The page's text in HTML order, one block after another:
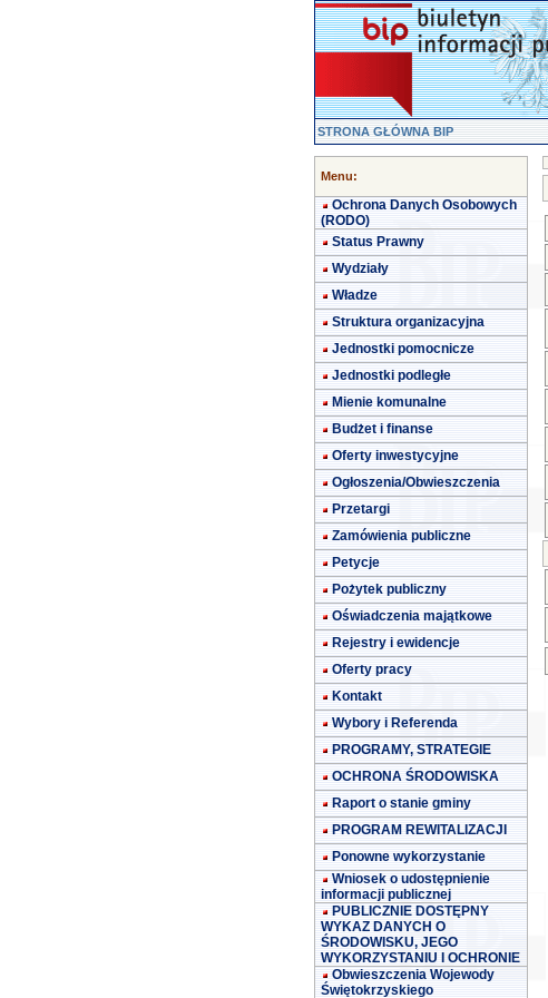
STRONA GŁÓWNA BIP
Menu:
Ochrona Danych Osobowych
(RODO)
Status Prawny
Wydziały
Władze
Struktura organizacyjna
Jednostki pomocnicze
Jednostki podległe
Mienie komunalne
Budżet i finanse
Oferty inwestycyjne
Ogłoszenia/Obwieszczenia
Przetargi
Zamówienia publiczne
Petycje
Pożytek publiczny
Oświadczenia majątkowe
Rejestry i ewidencje
Oferty pracy
Kontakt
Wybory i Referenda
PROGRAMY, STRATEGIE
OCHRONA ŚRODOWISKA
Raport o stanie gminy
PROGRAM REWITALIZACJI
Ponowne wykorzystanie
Wniosek o udostępnienie
informacji publicznej
PUBLICZNIE DOSTĘPNY
WYKAZ DANYCH O
ŚRODOWISKU, JEGO
WYKORZYSTANIU I OCHRONIE
Obwieszczenia Wojewody
Świętokrzyskiego